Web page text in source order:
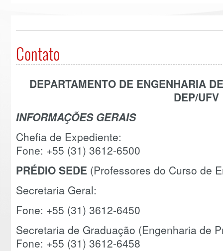
Contato
DEPARTAMENTO DE ENGENHARIA
DEP/UFV
INFORMAÇÕES GERAIS
Chefia de Expediente:
Fone: +55 (31) 3612-6500
PRÉDIO SEDE (Professores do Curso de
Secretaria Geral:
Fone: +55 (31) 3612-6450
Secretaria de Graduação (Engenharia de
Fone: +55 (31) 3612-6458